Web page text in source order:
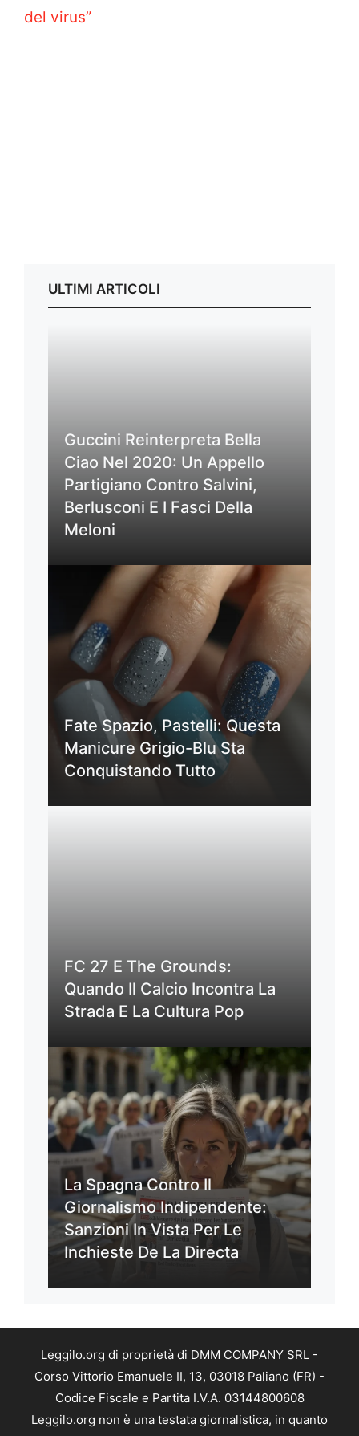
del virus”
ULTIMI ARTICOLI
Guccini Reinterpreta Bella
Ciao Nel 2020: Un Appello
Partigiano Contro Salvini,
Berlusconi E I Fasci Della
Meloni
Fate Spazio, Pastelli: Questa
Manicure Grigio-Blu Sta
Conquistando Tutto
FC 27 E The Grounds:
Quando Il Calcio Incontra La
Strada E La Cultura Pop
La Spagna Contro Il
Giornalismo Indipendente:
Sanzioni In Vista Per Le
Inchieste De La Directa
Leggilo.org di proprietà di DMM COMPANY SRL -
Corso Vittorio Emanuele II, 13, 03018 Paliano (FR) -
Codice Fiscale e Partita I.V.A. 03144800608
Leggilo.org non è una testata giornalistica, in quanto